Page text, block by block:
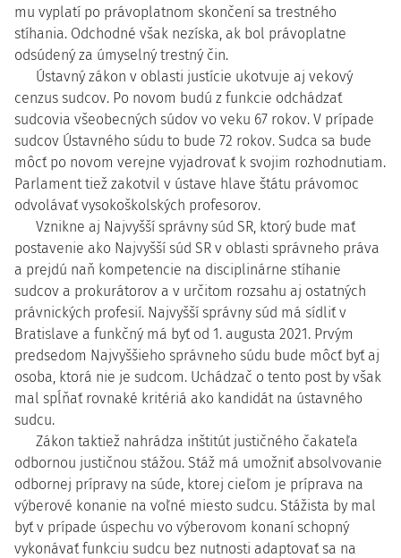
mu vyplatí po právoplatnom skončení sa trestného
stíhania. Odchodné však nezíska, ak bol právoplatne
odsúdený za úmyselný trestný čin.
Ústavný zákon v oblasti justície ukotvuje aj vekový
cenzus sudcov. Po novom budú z funkcie odchádzať
sudcovia všeobecných súdov vo veku 67 rokov. V prípade
sudcov Ústavného súdu to bude 72 rokov. Sudca sa bude
môcť po novom verejne vyjadrovať k svojim rozhodnutiam.
Parlament tiež zakotvil v ústave hlave štátu právomoc
odvolávať vysokoškolských profesorov.
Vznikne aj Najvyšší správny súd SR, ktorý bude mať
postavenie ako Najvyšší súd SR v oblasti správneho práva
a prejdú naň kompetencie na disciplinárne stíhanie
sudcov a prokurátorov a v určitom rozsahu aj ostatných
právnických profesií. Najvyšší správny súd má sídliť v
Bratislave a funkčný má byť od 1. augusta 2021. Prvým
predsedom Najvyššieho správneho súdu bude môcť byť aj
osoba, ktorá nie je sudcom. Uchádzač o tento post by však
mal spĺňať rovnaké kritériá ako kandidát na ústavného
sudcu.
Zákon taktiež nahrádza inštitút justičného čakateľa
odbornou justičnou stážou. Stáž má umožniť absolvovanie
odbornej prípravy na súde, ktorej cieľom je príprava na
výberové konanie na voľné miesto sudcu. Stážista by mal
byť v prípade úspechu vo výberovom konaní schopný
vykonávať funkciu sudcu bez nutnosti adaptovať sa na